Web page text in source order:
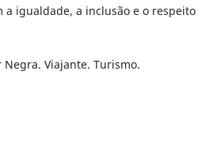
a igualdade, a inclusão e o respeito
Negra. Viajante. Turismo.